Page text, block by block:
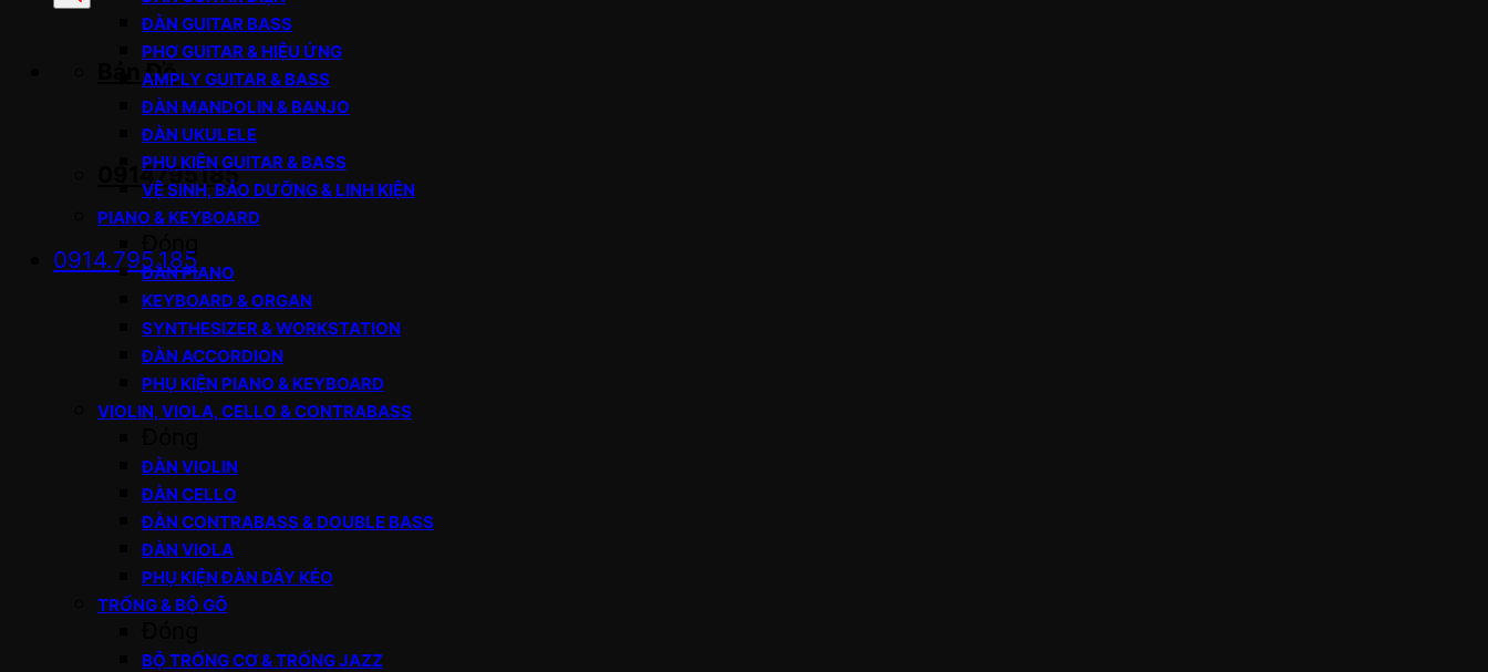
Bản Đồ
0914795185
0914.795.185
ĐÀN GUITAR BASS
PHƠ GUITAR & HIỆU ỨNG
AMPLY GUITAR & BASS
ĐÀN MANDOLIN & BANJO
ĐÀN UKULELE
PHỤ KIỆN GUITAR & BASS
VỆ SINH, BẢO DƯỠNG & LINH KIỆN
PIANO & KEYBOARD
ĐÀN PIANO
KEYBOARD & ORGAN
SYNTHESIZER & WORKSTATION
ĐÀN ACCORDION
PHỤ KIỆN PIANO & KEYBOARD
VIOLIN, VIOLA, CELLO & CONTRABASS
ĐÀN VIOLIN
ĐÀN CELLO
ĐÀN CONTRABASS & DOUBLE BASS
ĐÀN VIOLA
PHỤ KIỆN ĐÀN DÂY KÉO
TRỐNG & BỘ GÕ
BỘ TRỐNG CƠ & TRỐNG JAZZ